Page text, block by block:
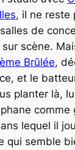
, il ne reste
de
scène.
Brûlée,
et le
planter là,
comme
lequel il
qui semble